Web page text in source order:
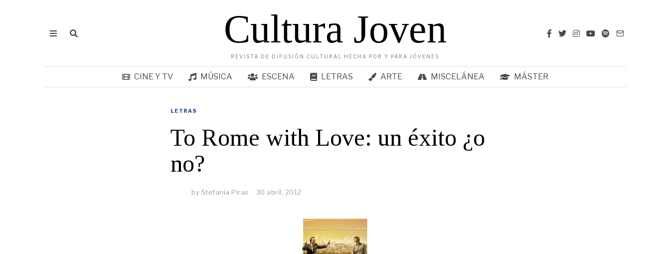
Cultura Joven
REVISTA DE DIFUSIÓN CULTURAL HECHA POR Y PARA JÓVENES
CINE Y TV MÚSICA ESCENA LETRAS ARTE MISCELÁNEA MÁSTER
LETRAS
To Rome with Love: un éxito ¿o
no?
by Stefania Piras 30 abril, 2012